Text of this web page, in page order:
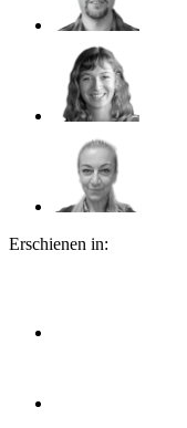
Erschienen in: